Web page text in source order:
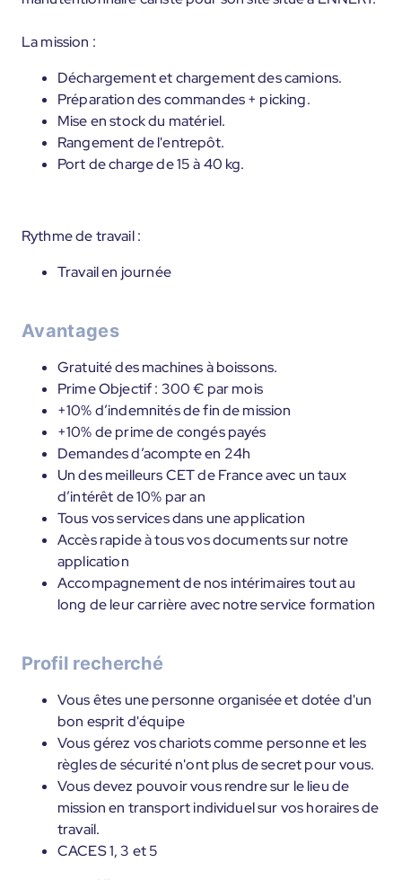
La mission :
Déchargement et chargement des camions.
Préparation des commandes + picking.
Mise en stock du matériel.
Rangement de l'entrepôt.
Port de charge de 15 à 40 kg.
Rythme de travail :
Travail en journée
Avantages
Gratuité des machines à boissons.
Prime Objectif : 300 € par mois
+10% d’indemnités de fin de mission
+10% de prime de congés payés
Demandes d’acompte en 24h
Un des meilleurs CET de France avec un taux
d’intérêt de 10% par an
Tous vos services dans une application
Accès rapide à tous vos documents sur notre
application
Accompagnement de nos intérimaires tout au
long de leur carrière avec notre service formation
Profil recherché
Vous êtes une personne organisée et dotée d'un
bon esprit d'équipe
Vous gérez vos chariots comme personne et les
règles de sécurité n'ont plus de secret pour vous.
Vous devez pouvoir vous rendre sur le lieu de
mission en transport individuel sur vos horaires de
travail.
CACES 1, 3 et 5